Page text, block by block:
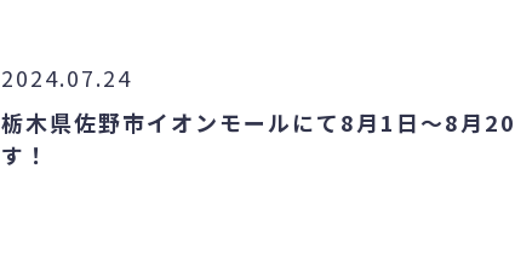
2024.07.24
栃木県佐野市イオンモールにて8月1日～8月
す！